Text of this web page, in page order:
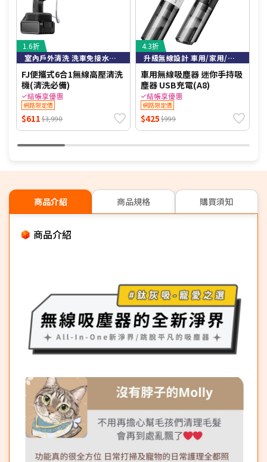
1.6折
室內戶外清洗 洗車免接水龍頭即可高壓清洗
FJ便攜式6合1無線高壓清洗
機(清洗必備)
結帳享優惠
網路限定價
$611 $3,990
4.3折
升級無線設計 車用/家用/大吸力
車用無線吸塵器 迷你手持吸
塵器 USB充電(A8)
結帳享優惠
網路限定價
$425 $999
商品介紹 商品規格 購買須知
商品介紹